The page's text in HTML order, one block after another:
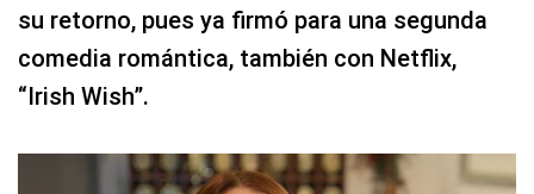
su retorno, pues ya firmó para una segunda
comedia romántica, también con Netflix,
“Irish Wish”.